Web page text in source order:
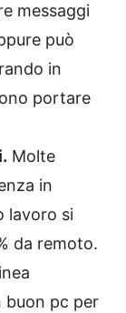
messaggi
può
in
portare
Molte
in
lavoro si
da remoto.
buon pc per